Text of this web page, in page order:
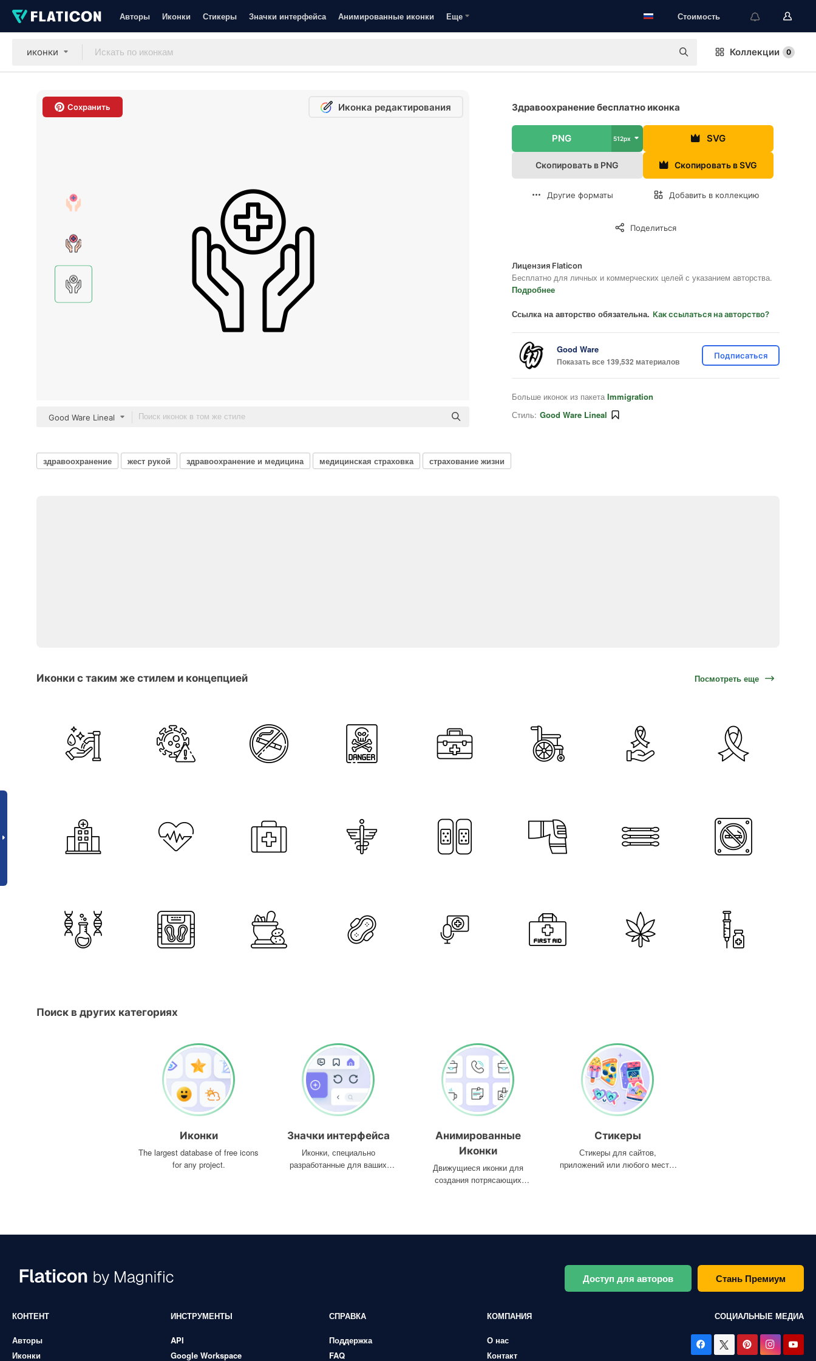
Авторы Иконки Стикеры Значки интерфейса Анимированные иконки Еще Стоимость
иконки Коллекции 0
Сохранить Иконка редактирования
Good Ware Lineal
Здравоохранение бесплатно иконка
PNG 512px SVG
Скопировать в PNG Скопировать в SVG
Другие форматы Добавить в коллекцию
Поделиться
Лицензия Flaticon
Бесплатно для личных и коммерческих целей с указанием авторства.
Подробнее
Ссылка на авторство обязательна. Как ссылаться на авторство?
Good Ware
Показать все 139,532 материалов
Подписаться
Больше иконок из пакета Immigration
Стиль: Good Ware Lineal
здравоохранение жест рукой здравоохранение и медицина медицинская страховка страхование жизни
Иконки с таким же стилем и концепцией Посмотреть еще
Поиск в других категориях
Иконки
The largest database of free icons
for any project.
Значки интерфейса
Иконки, специально
разработанные для ваших
Анимированные
Иконки
Движущиеся иконки для
создания потрясающих
Стикеры
Стикеры для сайтов,
приложений или любого места,
Доступ для авторов Стань Премиум
КОНТЕНТ
Авторы
Иконки
ИНСТРУМЕНТЫ
API
Google Workspace
СПРАВКА
Поддержка
FAQ
КОМПАНИЯ
О нас
Контакт
СОЦИАЛЬНЫЕ МЕДИА